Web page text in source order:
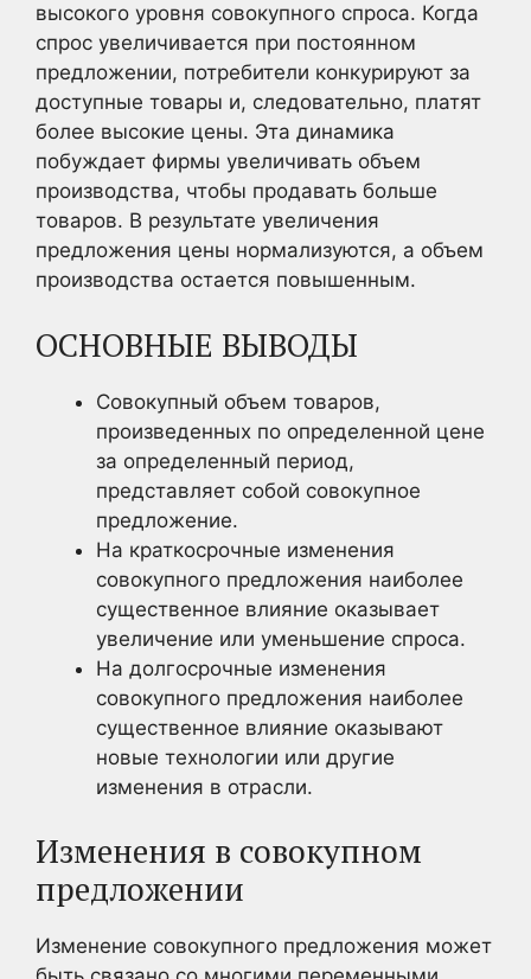
высокого уровня совокупного спроса. Когда
спрос увеличивается при постоянном
предложении, потребители конкурируют за
доступные товары и, следовательно, платят
более высокие цены. Эта динамика
побуждает фирмы увеличивать объем
производства, чтобы продавать больше
товаров. В результате увеличения
предложения цены нормализуются, а объем
производства остается повышенным.
ОСНОВНЫЕ ВЫВОДЫ
Совокупный объем товаров,
произведенных по определенной цене
за определенный период,
представляет собой совокупное
предложение.
На краткосрочные изменения
совокупного предложения наиболее
существенное влияние оказывает
увеличение или уменьшение спроса.
На долгосрочные изменения
совокупного предложения наиболее
существенное влияние оказывают
новые технологии или другие
изменения в отрасли.
Изменения в совокупном
предложении
Изменение совокупного предложения может